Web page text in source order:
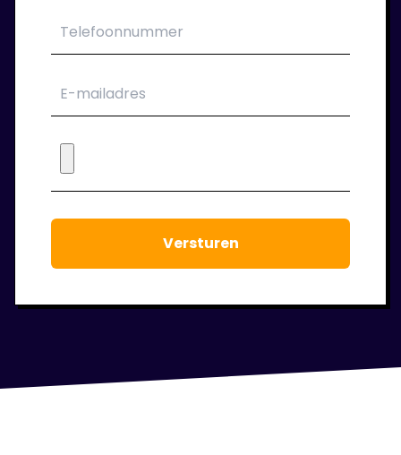
6. Wij blijven klaar staan!
Tijdens de periode dat je bij ons in dienst
bent houden we regelmatig contact. We
staan voor je klaar om jouw werkgeluk voort